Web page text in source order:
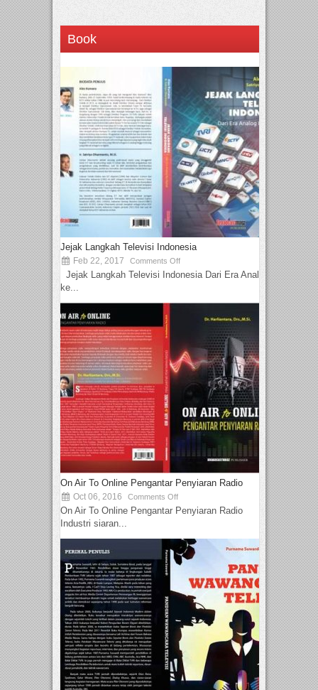
Book
Jejak Langkah Televisi Indonesia
Feb 22, 2017 Comments Off
Jejak Langkah Televisi Indonesia Dari Era Analog
ke...
On Air To Online Pengantar Penyiaran Radio
Oct 06, 2016 Comments Off
On Air To Online Pengantar Penyiaran Radio
Industri siaran...